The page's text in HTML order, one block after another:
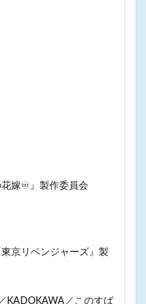
嫁♾』製作委員会
京リベンジャーズ』製
KADOKAWA／このすば